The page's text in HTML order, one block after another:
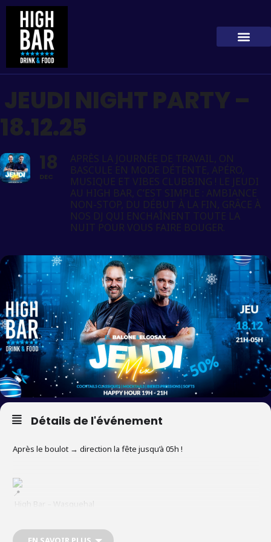
JEUDI NIGHT PARTY –
18.12.25
18
DEC
APRÈS LA JOURNÉE DE TRAVAIL, ON
BASCULE EN MODE DÉTENTE, APÉRO,
MUSIQUE ET VIBES CLUBBING ! LE JEUDI
AU HIGH BAR, C’EST SIMPLE : AMBIANCE
NON-STOP, DU DÉBUT À LA FIN, GRÂCE À
NOS DJ QUI ENCHAÎNENT TOUTE LA
NUIT POUR VOUS FAIRE BOUGER.
Détails de l'événement
Après le boulot → direction la fête jusqu’à 05h !
High Bar – Wasquehal
19h – 05h